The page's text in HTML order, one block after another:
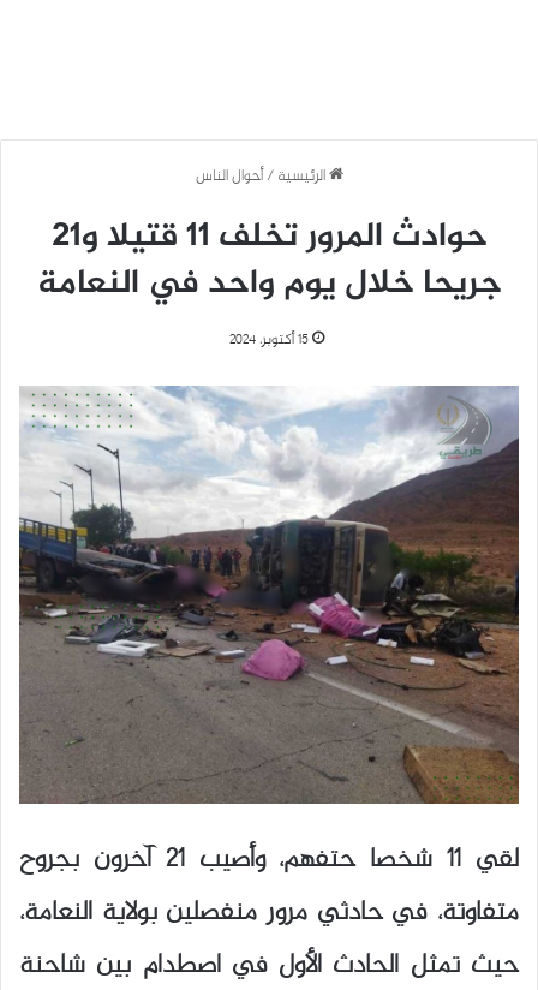
الرئيسية / أحوال الناس
حوادث المرور تخلف 11 قتيلا و21
جريحا خلال يوم واحد في النعامة
15 أكتوبر، 2024
لقي 11 شخصا حتفهم، وأصيب 21 آخرون بجروح
متفاوتة، في حادثي مرور منفصلين بولاية النعامة،
حيث تمثل الحادث الأول في اصطدام بين شاحنة